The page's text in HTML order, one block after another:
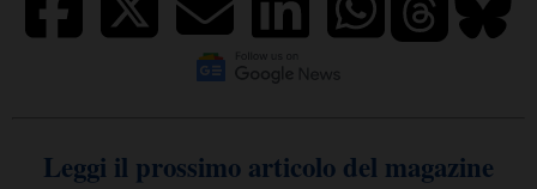
Leggi il prossimo articolo del magazine